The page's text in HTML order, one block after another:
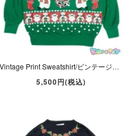
Vintage Print Sweatshirt/ビンテージプリントスウェット/トレーナー・古着・グリーン・Cristmas/クリスマス・Snowman＆Bear・NUTCRACKER
5,500円(税込)